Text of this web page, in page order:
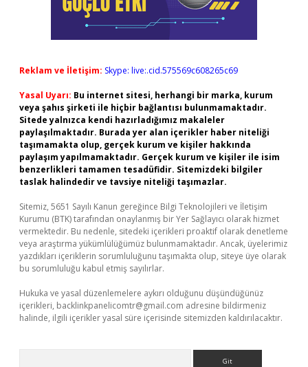
Reklam ve İletişim: Skype: live:.cid.575569c608265c69
Yasal Uyarı: Bu internet sitesi, herhangi bir marka, kurum
veya şahıs şirketi ile hiçbir bağlantısı bulunmamaktadır.
Sitede yalnızca kendi hazırladığımız makaleler
paylaşılmaktadır. Burada yer alan içerikler haber niteliği
taşımamakta olup, gerçek kurum ve kişiler hakkında
paylaşım yapılmamaktadır. Gerçek kurum ve kişiler ile isim
benzerlikleri tamamen tesadüfidir. Sitemizdeki bilgiler
taslak halindedir ve tavsiye niteliği taşımazlar.
Sitemiz, 5651 Sayılı Kanun gereğince Bilgi Teknolojileri ve İletişim
Kurumu (BTK) tarafından onaylanmış bir Yer Sağlayıcı olarak hizmet
vermektedir. Bu nedenle, sitedeki içerikleri proaktif olarak denetleme
veya araştırma yükümlülüğümüz bulunmamaktadır. Ancak, üyelerimiz
yazdıkları içeriklerin sorumluluğunu taşımakta olup, siteye üye olarak
bu sorumluluğu kabul etmiş sayılırlar.
Hukuka ve yasal düzenlemelere aykırı olduğunu düşündüğünüz
içerikleri, backlinkpanelicomtr@gmail.com adresine bildirmeniz
halinde, ilgili içerikler yasal süre içerisinde sitemizden kaldırılacaktır.